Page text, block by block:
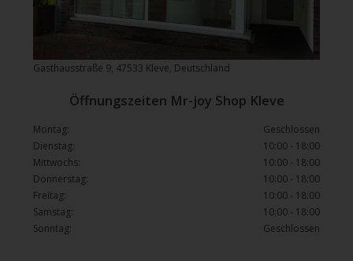
Gasthausstraße 9, 47533 Kleve, Deutschland
Öffnungszeiten Mr-joy Shop Kleve
Montag:
Geschlossen
Dienstag:
10:00 - 18:00
Mittwochs:
10:00 - 18:00
Donnerstag:
10:00 - 18:00
Freitag:
10:00 - 18:00
Samstag:
10:00 - 18:00
Sonntag:
Geschlossen